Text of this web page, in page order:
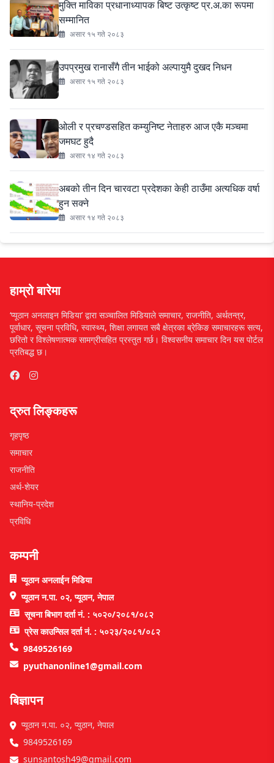
मुक्ति माविका प्रधानाध्यापक बिष्ट उत्कृष्ट प्र.अ.का रूपमा
सम्मानित
असार १५ गते २०८३
उपप्रमुख रानासँगै तीन भाईको अल्पायुमै दुखद निधन
असार १५ गते २०८३
ओली र प्रचण्डसहित कम्युनिष्ट नेताहरु आज एकै मञ्चमा
जमघट हुदै
असार १४ गते २०८३
अबको तीन दिन चारवटा प्रदेशका केही ठाउँमा अत्यधिक वर्षा
हुन सक्ने
असार १४ गते २०८३
हाम्रो बारेमा
‘प्यूठान अनलाइन मिडिया’ द्वारा सञ्चालित मिडियाले समाचार, राजनीति, अर्थतन्त्र,
पूर्वाधार, सूचना प्रविधि, स्वास्थ्य, शिक्षा लगायत सबै क्षेत्रका ब्रेकिङ समाचारहरू सत्य,
छरितो र विश्लेषणात्मक सामग्रीसहित प्रस्तुत गर्छ। विश्वसनीय समाचार दिन यस पोर्टल
प्रतिबद्ध छ।
द्रुत लिङ्कहरू
गृहपृष्ठ
समाचार
राजनीति
अर्थ-शेयर
स्थानिय-प्रदेश
प्रविधि
कम्पनी
प्यूठान अनलाईन मिडिया
प्यूठान न.पा. ०२, प्यूठान, नेपाल
सूचना बिभाग दर्ता नं. : ५०२०/२०८१/०८२
प्रेस काउन्सिल दर्ता नं. : ५०२३/२०८१/०८२
9849526169
pyuthanonline1@gmail.com
बिज्ञापन
प्यूठान न.पा. ०२, प्युठान, नेपाल
9849526169
sunsantosh49@gmail.com